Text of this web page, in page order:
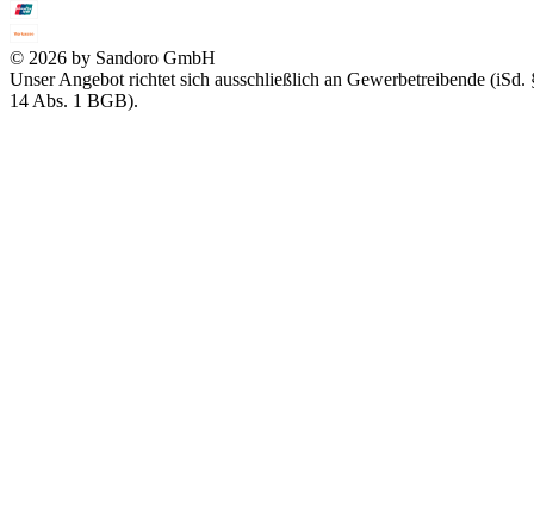
© 2026 by Sandoro GmbH
Unser Angebot richtet sich ausschließlich an Gewerbetreibende (iSd.
14 Abs. 1 BGB).